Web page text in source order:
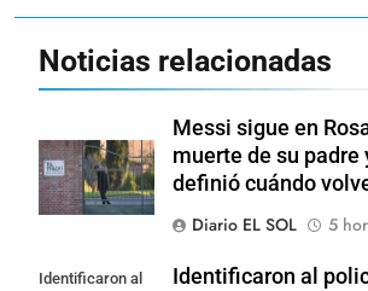
Noticias relacionadas
Messi sigue en
muerte de su padre
definió cuándo
Diario EL SOL
5
Identificaron al
Identificaron al